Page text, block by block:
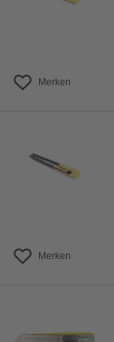
Merken
Merken